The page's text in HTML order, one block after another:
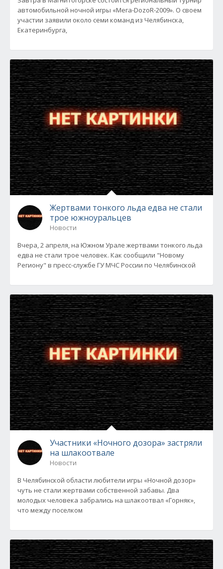
автомобильной ночной игры «Мега-DozoR-2009». О своем
участии заявили около семи команд из Челябинска,
Екатеринбурга,
Жертвами тонкого льда едва не стали
трое южноуральцев
Новости
Вчера, 2 апреля, на Южном Урале жертвами тонкого льда
едва не стали трое человек. Как сообщили "Новому
Региону" в пресс-службе ГУ МЧС России по Челябинской
Участники «Ночного дозора» застряли
на шлакоотвале
Новости
В Челябинской области любители игры «Ночной дозор»
чуть не стали жертвами собственной забавы. Два
молодых человека забрались на шлакоотвал «Горняк»,
что между поселком